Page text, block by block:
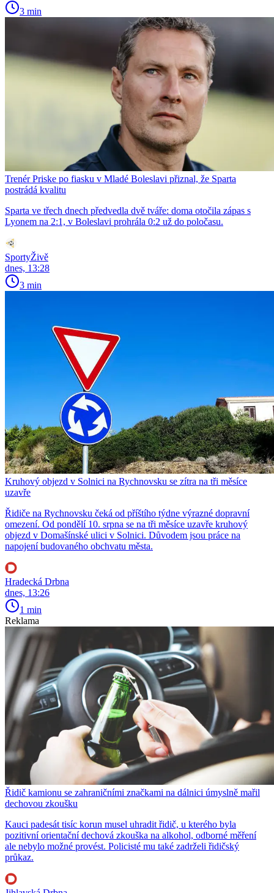
3 min
Trenér Priske po fiasku v Mladé Boleslavi přiznal, že Sparta
postrádá kvalitu
Sparta ve třech dnech předvedla dvě tváře: doma otočila zápas s
Lyonem na 2:1, v Boleslavi prohrála 0:2 už do poločasu.
SportyŽivě
dnes, 13:28
3 min
Kruhový objezd v Solnici na Rychnovsku se zítra na tři měsíce
uzavře
Řidiče na Rychnovsku čeká od příštího týdne výrazné dopravní
omezení. Od pondělí 10. srpna se na tři měsíce uzavře kruhový
objezd v Domašínské ulici v Solnici. Důvodem jsou práce na
napojení budovaného obchvatu města.
Hradecká Drbna
dnes, 13:26
1 min
Reklama
Řidič kamionu se zahraničními značkami na dálnici úmyslně mařil
dechovou zkoušku
Kauci padesát tisíc korun musel uhradit řidič, u kterého byla
pozitivní orientační dechová zkouška na alkohol, odborné měření
ale nebylo možné provést. Policisté mu také zadrželi řidičský
průkaz.